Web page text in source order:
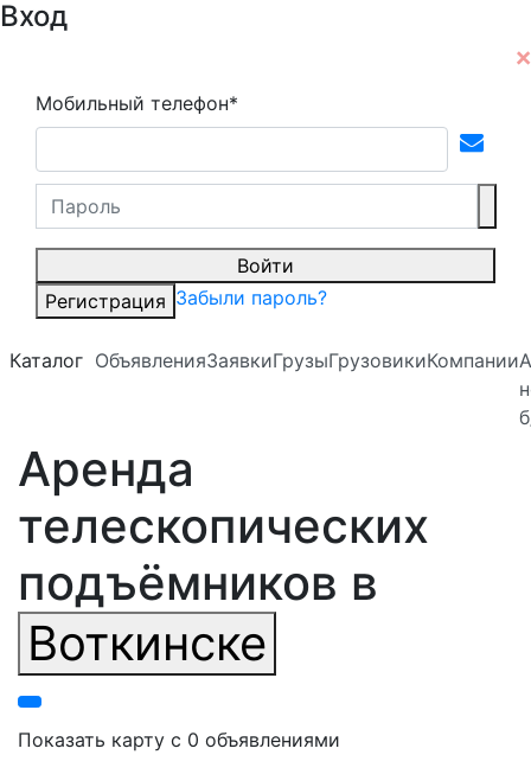
Вход
Мобильный телефон*
Войти
Регистрация Забыли пароль?
Каталог ОбъявленияЗаявкиГрузыГрузовикиКомпании
Аренда
телескопических
подъёмников в
Воткинске
Показать карту с 0 объявлениями